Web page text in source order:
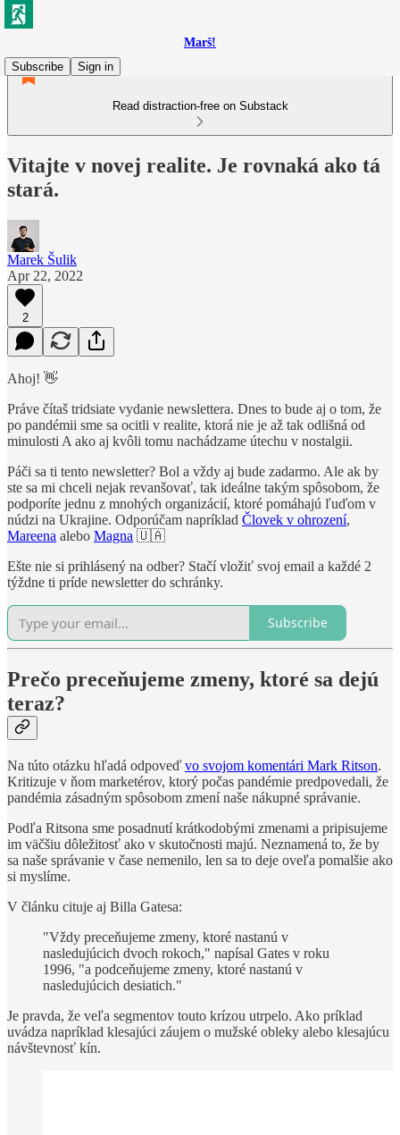
Marš!
Subscribe
Sign in
Read distraction-free on Substack
Vitajte v novej realite. Je rovnaká ako tá
stará.
Marek Šulik
Apr 22, 2022
2
Ahoj! 👋
Práve čítaš tridsiate vydanie newslettera. Dnes to bude aj o tom, že
po pandémii sme sa ocitli v realite, ktorá nie je až tak odlišná od
minulosti A ako aj kvôli tomu nachádzame útechu v nostalgii.
Páči sa ti tento newsletter? Bol a vždy aj bude zadarmo. Ale ak by
ste sa mi chceli nejak revanšovať, tak ideálne takým spôsobom, že
podporíte jednu z mnohých organizácií, ktoré pomáhajú ľuďom v
núdzi na Ukrajine. Odporúčam napríklad Človek v ohrození,
Mareena alebo Magna 🇺🇦
Ešte nie si prihlásený na odber? Stačí vložiť svoj email a každé 2
týždne ti príde newsletter do schránky.
Subscribe
Prečo preceňujeme zmeny, ktoré sa dejú
teraz?
Na túto otázku hľadá odpoveď vo svojom komentári Mark Ritson.
Kritizuje v ňom marketérov, ktorý počas pandémie predpovedali, že
pandémia zásadným spôsobom zmení naše nákupné správanie.
Podľa Ritsona sme posadnutí krátkodobými zmenami a pripisujeme
im väčšiu dôležitosť ako v skutočnosti majú. Neznamená to, že by
sa naše správanie v čase nemenilo, len sa to deje oveľa pomalšie ako
si myslíme.
V článku cituje aj Billa Gatesa:
"Vždy preceňujeme zmeny, ktoré nastanú v
nasledujúcich dvoch rokoch," napísal Gates v roku
1996, "a podceňujeme zmeny, ktoré nastanú v
nasledujúcich desiatich."
Je pravda, že veľa segmentov touto krízou utrpelo. Ako príklad
uvádza napríklad klesajúci záujem o mužské obleky alebo klesajúcu
návštevnosť kín.